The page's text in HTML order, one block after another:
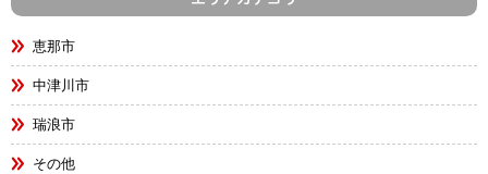
恵那市
中津川市
瑞浪市
その他